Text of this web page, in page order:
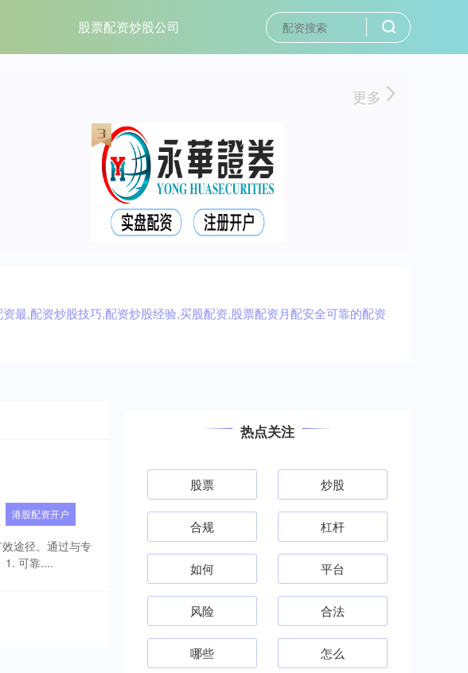
股票配资炒股公司
更多
最,配资炒股技巧,配资炒股经验,买股配资,股票配资月配安全可靠的配资
港股配资开户
途径。通过与专
1. 可靠....
热点关注
股票 炒股
合规 杠杆
如何 平台
风险 合法
哪些 怎么